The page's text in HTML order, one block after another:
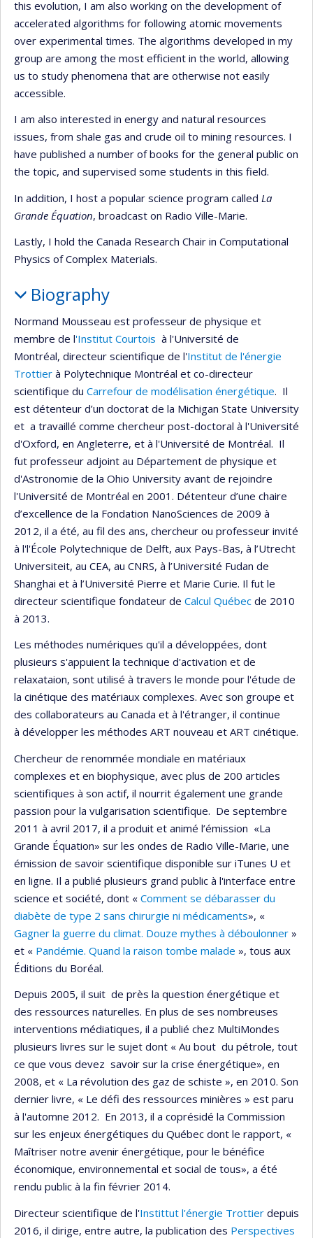
this evolution, I am also working on the development of
accelerated algorithms for following atomic movements
over experimental times. The algorithms developed in my
group are among the most efficient in the world, allowing
us to study phenomena that are otherwise not easily
accessible.
I am also interested in energy and natural resources
issues, from shale gas and crude oil to mining resources. I
have published a number of books for the general public on
the topic, and supervised some students in this field.
In addition, I host a popular science program called La
Grande Équation, broadcast on Radio Ville-Marie.
Lastly, I hold the Canada Research Chair in Computational
Physics of Complex Materials.
Biography
Normand Mousseau est professeur de physique et
membre de l'Institut Courtois à l'Université de
Montréal, directeur scientifique de l'Institut de l'énergie
Trottier à Polytechnique Montréal et co-directeur
scientifique du Carrefour de modélisation énergétique. Il
est détenteur d’un doctorat de la Michigan State University
et a travaillé comme chercheur post-doctoral à l'Université
d'Oxford, en Angleterre, et à l'Université de Montréal. Il
fut professeur adjoint au Département de physique et
d'Astronomie de la Ohio University avant de rejoindre
l'Université de Montréal en 2001. Détenteur d’une chaire
d’excellence de la Fondation NanoSciences de 2009 à
2012, il a été, au fil des ans, chercheur ou professeur invité
à l'l'École Polytechnique de Delft, aux Pays-Bas, à l’Utrecht
Universiteit, au CEA, au CNRS, à l’Université Fudan de
Shanghai et à l’Université Pierre et Marie Curie. Il fut le
directeur scientifique fondateur de Calcul Québec de 2010
à 2013.
Les méthodes numériques qu'il a développées, dont
plusieurs s'appuient la technique d'activation et de
relaxataion, sont utilisé à travers le monde pour l'étude de
la cinétique des matériaux complexes. Avec son groupe et
des collaborateurs au Canada et à l'étranger, il continue
à développer les méthodes ART nouveau et ART cinétique.
Chercheur de renommée mondiale en matériaux
complexes et en biophysique, avec plus de 200 articles
scientifiques à son actif, il nourrit également une grande
passion pour la vulgarisation scientifique. De septembre
2011 à avril 2017, il a produit et animé l’émission «La
Grande Équation» sur les ondes de Radio Ville-Marie, une
émission de savoir scientifique disponible sur iTunes U et
en ligne. Il a publié plusieurs grand public à l'interface entre
science et société, dont « Comment se débarasser du
diabète de type 2 sans chirurgie ni médicaments», «
Gagner la guerre du climat. Douze mythes à déboulonner »
et « Pandémie. Quand la raison tombe malade », tous aux
Éditions du Boréal.
Depuis 2005, il suit de près la question énergétique et
des ressources naturelles. En plus de ses nombreuses
interventions médiatiques, il a publié chez MultiMondes
plusieurs livres sur le sujet dont « Au bout du pétrole, tout
ce que vous devez savoir sur la crise énergétique», en
2008, et « La révolution des gaz de schiste », en 2010. Son
dernier livre, « Le défi des ressources minières » est paru
à l'automne 2012. En 2013, il a coprésidé la Commission
sur les enjeux énergétiques du Québec dont le rapport, «
Maîtriser notre avenir énergétique, pour le bénéfice
économique, environnemental et social de tous», a été
rendu public à la fin février 2014.
Directeur scientifique de l'Instittut l'énergie Trottier depuis
2016, il dirige, entre autre, la publication des Perspectives